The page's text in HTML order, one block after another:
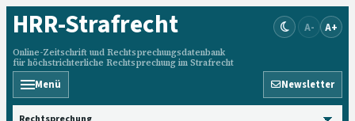
HRR-Strafrecht
Online-Zeitschrift und Rechtsprechungsdatenbank
für höchstrichterliche Rechtsprechung im Strafrecht
A- A+
Menü Newsletter
HRRS durchsuchen